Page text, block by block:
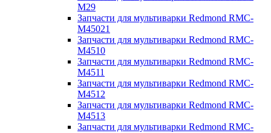
M29
Запчасти для мультиварки Redmond RMC-
M45021
Запчасти для мультиварки Redmond RMC-
M4510
Запчасти для мультиварки Redmond RMC-
M4511
Запчасти для мультиварки Redmond RMC-
M4512
Запчасти для мультиварки Redmond RMC-
M4513
Запчасти для мультиварки Redmond RMC-